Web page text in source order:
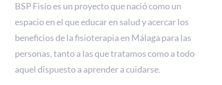
BSP Fisio es un proyecto que nació como un
espacio en el que educar en salud y acercar los
beneficios de la fisioterapia en Málaga para las
personas, tanto a las que tratamos como a todo
aquel dispuesto a aprender a cuidarse.